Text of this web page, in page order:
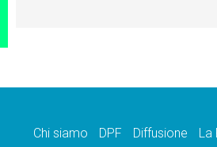
Chi siamo DPF Diffusione La